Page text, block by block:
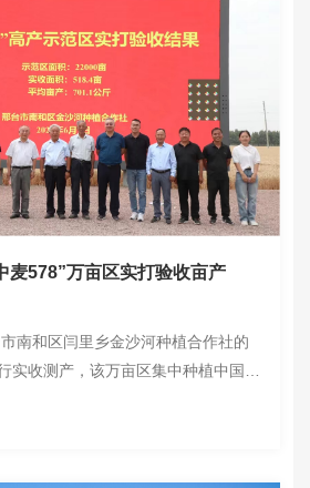
麦578”万亩区实打验收亩产
南和区闫里乡金沙河种植合作社的
实收测产，该万亩区集中种植中国农
优质、强筋、广适小麦新品种“中麦
据农业农村部...